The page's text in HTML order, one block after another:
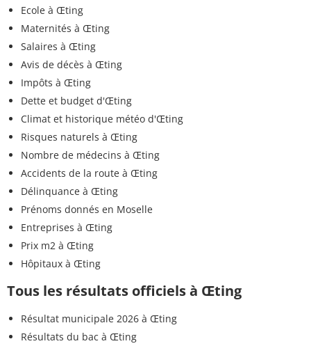
Ecole à Œting
Maternités à Œting
Salaires à Œting
Avis de décès à Œting
Impôts à Œting
Dette et budget d'Œting
Climat et historique météo d'Œting
Risques naturels à Œting
Nombre de médecins à Œting
Accidents de la route à Œting
Délinquance à Œting
Prénoms donnés en Moselle
Entreprises à Œting
Prix m2 à Œting
Hôpitaux à Œting
Tous les résultats officiels à Œting
Résultat municipale 2026 à Œting
Résultats du bac à Œting